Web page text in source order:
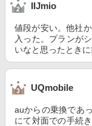
IIJmio
値段が安い。他社
入った。プランが
いなと思ったとき
UQmobile
auからの乗換であ
にて対面での手続